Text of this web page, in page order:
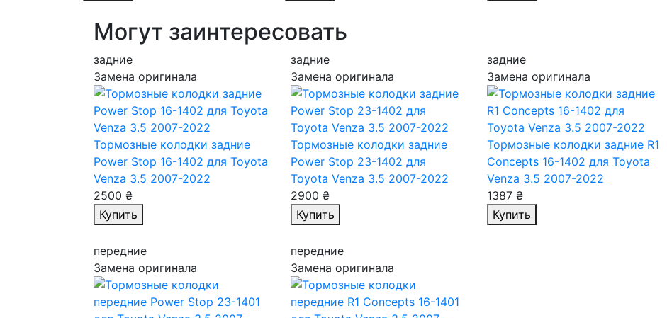
Могут заинтересовать
задние
Замена оригинала
Тормозные колодки задние
Power Stop 16-1402 для Toyota
Venza 3.5 2007-2022
2500 ₴
Купить
задние
Замена оригинала
Тормозные колодки задние
Power Stop 23-1402 для
Toyota Venza 3.5 2007-2022
2900 ₴
Купить
задние
Замена оригинала
Тормозные колодки задние R1
Concepts 16-1402 для Toyota
Venza 3.5 2007-2022
1387 ₴
Купить
передние
Замена оригинала
передние
Замена оригинала